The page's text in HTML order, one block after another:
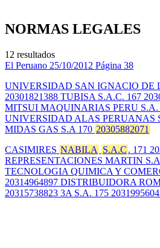
NORMAS LEGALES
12 resultados
El Peruano 25/10/2012 Página 38
UNIVERSIDAD SAN IGNACIO DE
20301821388 TUBISA S.A.C. 167
MITSUI MAQUINARIAS PERU S.A.
UNIVERSIDAD ALAS PERUANAS
MIDAS GAS S.A 170 20305882071
CASIMIRES NABILA S.A.C . 171
REPRESENTACIONES MARTIN
TECNOLOGIA QUIMICA Y
20314964897 DISTRIBUIDORA
20315738823 3A S.A. 175